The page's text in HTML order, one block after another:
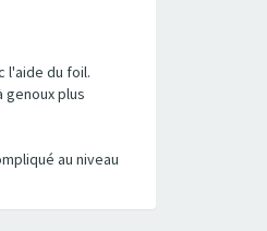
l'aide du foil.
plus
au niveau